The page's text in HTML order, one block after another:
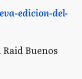
edicion-del-
Raid Buenos